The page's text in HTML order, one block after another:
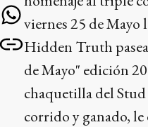
viernes 25 de Mayo
Hidden Truth
de Mayo" edición
chaquetilla del
corrido y ganado,